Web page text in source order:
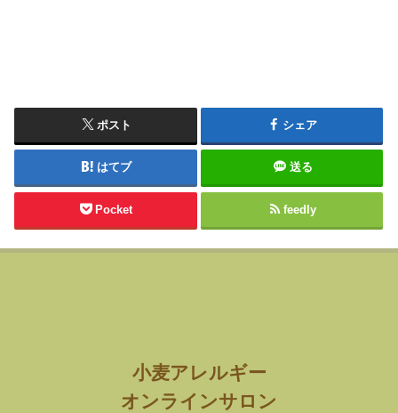
ポスト シェア
はてブ 送る
Pocket feedly
小麦アレルギー
オンラインサロン